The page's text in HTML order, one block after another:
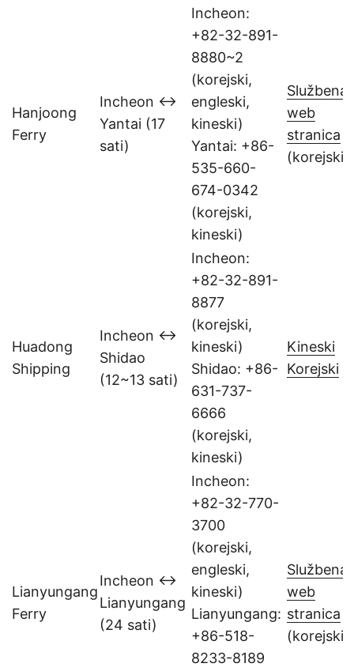
Hanjoong
Ferry
Incheon ↔
Yantai (17
sati)
Incheon:
+82-32-891-
8880~2
(korejski,
engleski,
kineski)
Yantai: +86-
535-660-
674-0342
(korejski,
kineski)
Službena
web
stranica
(korejski)
Huadong
Shipping
Incheon ↔
Shidao
(12~13 sati)
Incheon:
+82-32-891-
8877
(korejski,
kineski)
Shidao: +86-
631-737-
6666
(korejski,
kineski)
Kineski
Korejski
Lianyungang
Ferry
Incheon ↔
Lianyungang
(24 sati)
Incheon:
+82-32-770-
3700
(korejski,
engleski,
kineski)
Lianyungang:
+86-518-
8233-8189
Službena
web
stranica
(korejski)